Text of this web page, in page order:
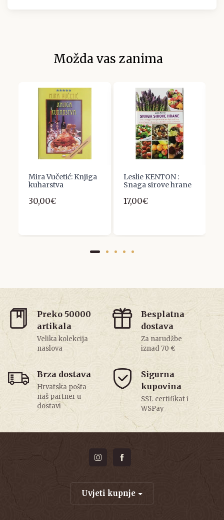
Možda vas zanima
Mira Vučetić: Knjiga
kuharstva
30,00€
Leslie KENTON :
Snaga sirove hrane
17,00€
Preko 50000
artikala
Velika kolekcija
naslova
Besplatna
dostava
Za narudžbe
iznad 70 €
Brza dostava
Hrvatska pošta -
naš partner u
dostavi
Sigurna
kupovina
SSL certifikat i
WSPay
Uvjeti kupnje